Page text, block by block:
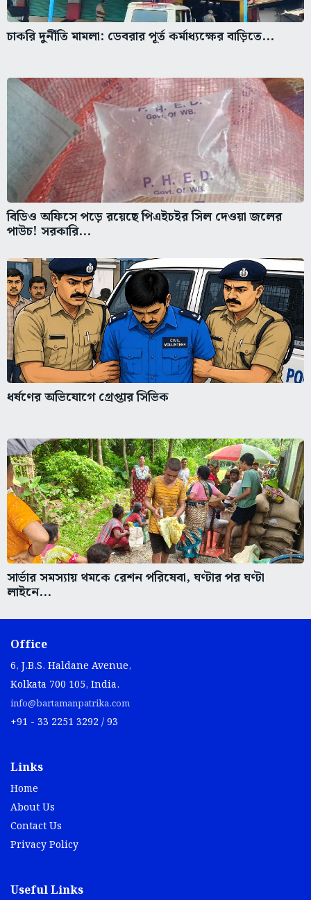
চাকরি দুর্নীতি মামলা: ডেবরার পূর্ত কর্মাধ্যক্ষের বাড়িতে...
বিডিও অফিসে পড়ে রয়েছে পিএইচইর সিল দেওয়া জলের
পাউচ! সরকারি...
ধর্ষণের অভিযোগে গ্রেপ্তার সিভিক
সার্ভার সমস্যায় থমকে রেশন পরিষেবা, ঘণ্টার পর ঘণ্টা
লাইনে...
Office
6, J.B.S. Haldane Avenue,
Kolkata 700 105, India.
info@bartamanpatrika.com
+91 - 33 2251 3292 / 93
Links
Home
About Us
Contact Us
Privacy Policy
Useful Links